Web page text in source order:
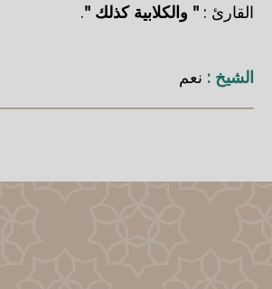
القارئ : " والكلابية كذلك ".
الشيخ : نعم